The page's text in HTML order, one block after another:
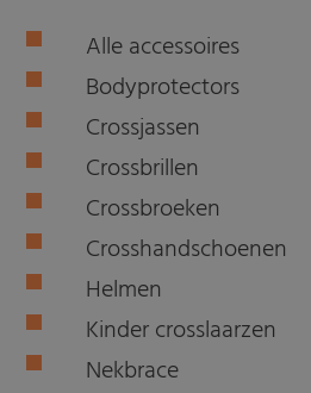
Alle accessoires
Bodyprotectors
Crossjassen
Crossbrillen
Crossbroeken
Crosshandschoenen
Helmen
Kinder crosslaarzen
Nekbrace